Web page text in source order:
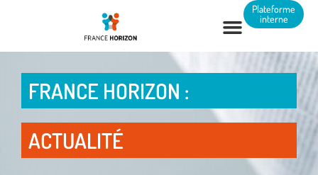
Plateforme
interne
FRANCE HORIZON :
ACTUALITÉ